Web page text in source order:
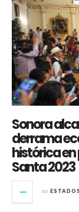
Sonora
derrama
histórica
Santa 2023
en ESTADOS